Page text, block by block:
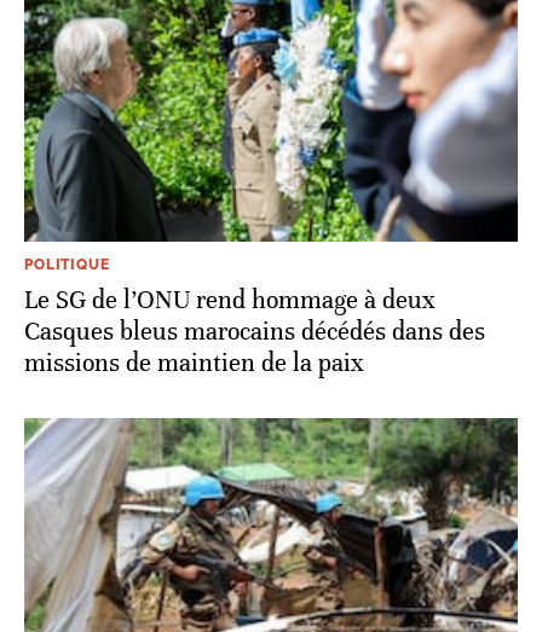
POLITIQUE
Le SG de l’ONU rend hommage à deux
Casques bleus marocains décédés dans des
missions de maintien de la paix